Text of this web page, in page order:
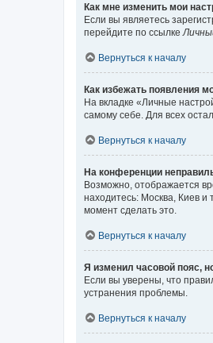
Как мне изменить мои
Если вы являетесь
перейдите по ссылке
Вернуться к началу
Как избежать появления
На вкладке «Личные
самому себе. Для всех
Вернуться к началу
На конференции
Возможно, отображается
находитесь: Москва, Киев и
момент сделать это.
Вернуться к началу
Я изменил часовой пояс,
Если вы уверены, что
устранения проблемы.
Вернуться к началу